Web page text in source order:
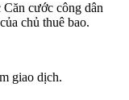
cước công dân
chủ thuê bao.
giao dịch.